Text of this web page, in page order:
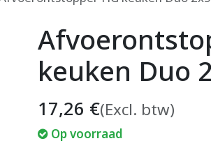
keuken Duo
17,26 €(Excl. btw)
Op voorraad